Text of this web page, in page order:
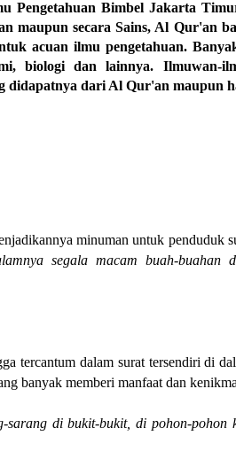
Bimbel Jakarta
maupun secara Sains, Al Qur'an
acuan ilmu pengetahuan.
biologi dan lainnya. Ilmuwan-
didapatnya dari Al Qur'an maupun
minuman untuk penduduk
segala macam buah-buahan
tercantum dalam surat tersendiri di
banyak memberi manfaat dan
di bukit-bukit, di pohon-pohon